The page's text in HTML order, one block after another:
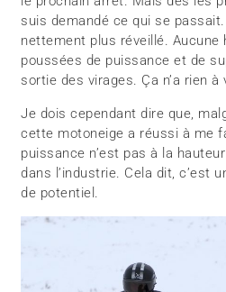
suis demandé ce qui se
nettement plus réveillé. Aucune
poussées de puissance et de
sortie des virages. Ça n’a rien à
Je dois cependant dire que,
cette motoneige a réussi à me
puissance n’est pas à la
dans l’industrie. Cela dit, c’est
de potentiel.